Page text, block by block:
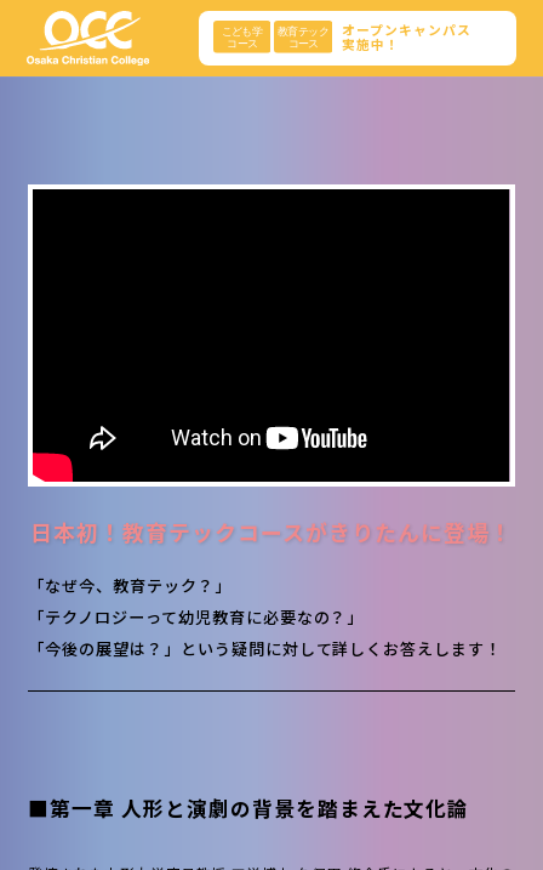
オープンキャンパス
実施中！
日本初！教育テックコースがきりたんに登場！
「なぜ今、教育テック？」
「テクノロジーって幼児教育に必要なの？」
「今後の展望は？」という疑問に対して詳しくお答えします！
■第一章 人形と演劇の背景を踏まえた文化論